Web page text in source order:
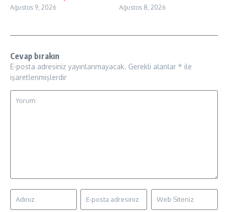
Ağustos 9, 2026 Ağustos 8, 2026
Cevap bırakın
E-posta adresiniz yayınlanmayacak. Gerekli alanlar * ile
işaretlenmişlerdir